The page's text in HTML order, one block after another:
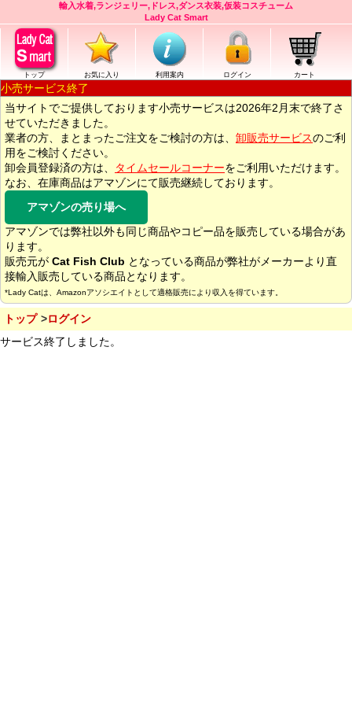
輸入水着,ランジェリー,ドレス,ダンス衣装,仮装コスチューム
Lady Cat Smart
トップ お気に入り 利用案内 ログイン カート
小売サービス終了
当サイトでご提供しております小売サービスは2026年2月末で終了さ
せていただきました。
業者の方、まとまったご注文をご検討の方は、 卸販売サービスのご利
用をご検討ください。
卸会員登録済の方は、
タイムセールコーナーをご利用いただけます。
なお、在庫商品はアマゾンにて販売継続しております。
アマゾンの売り場へ
アマゾンでは弊社以外も同じ商品やコピー品を販売している場合があ
ります。
販売元が Cat Fish Club となっている商品が弊社がメーカーより直
接輸入販売している商品となります。
*Lady Catは、Amazonアソシエイトとして適格販売により収入を得ています。
トップ
ログイン
サービス終了しました。